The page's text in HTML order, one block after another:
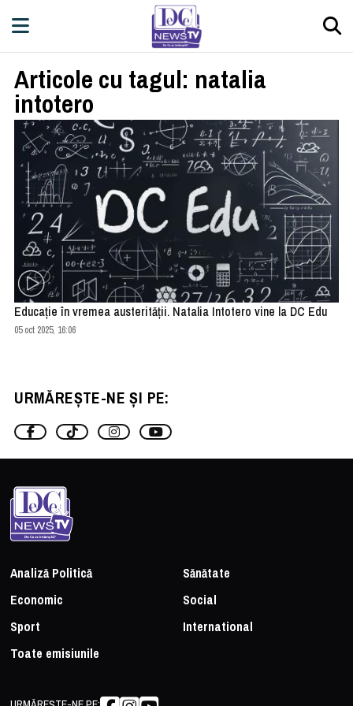
Articole cu tagul: natalia
intotero
Educaţie în vremea austerităţii. Natalia Intotero vine la DC Edu
05 oct 2025, 16:06
URMĂREȘTE-NE ȘI PE:
Analiză Politică
Sănătate
Economic
Social
Sport
International
Toate emisiunile